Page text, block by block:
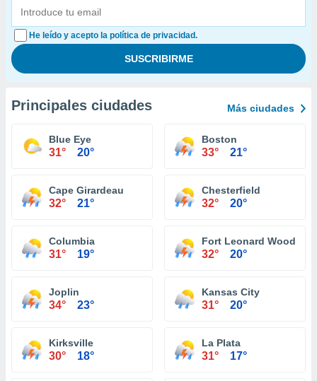
He leído y acepto la política de privacidad.
Principales ciudades Más ciudades
Blue Eye
31° 20°
Boston
33° 21°
Cape Girardeau
32° 21°
Chesterfield
32° 20°
Columbia
31° 19°
Fort Leonard Wood
32° 20°
Joplin
34° 23°
Kansas City
31° 20°
Kirksville
30° 18°
La Plata
31° 17°